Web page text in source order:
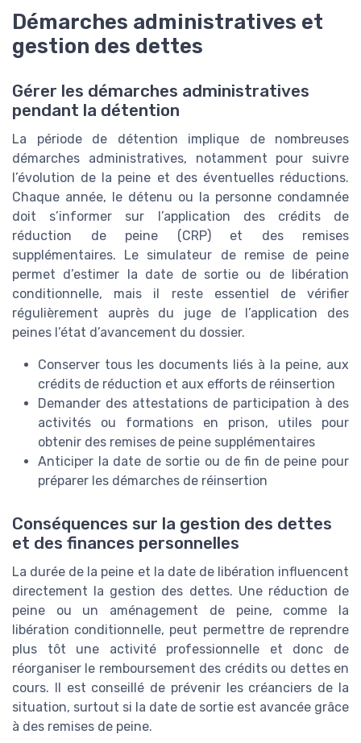
Démarches administratives et
gestion des dettes
Gérer les démarches administratives
pendant la détention
La période de détention implique de nombreuses
démarches administratives, notamment pour suivre
l’évolution de la peine et des éventuelles réductions.
Chaque année, le détenu ou la personne condamnée
doit s’informer sur l’application des crédits de
réduction de peine (CRP) et des remises
supplémentaires. Le simulateur de remise de peine
permet d’estimer la date de sortie ou de libération
conditionnelle, mais il reste essentiel de vérifier
régulièrement auprès du juge de l’application des
peines l’état d’avancement du dossier.
Conserver tous les documents liés à la peine, aux
crédits de réduction et aux efforts de réinsertion
Demander des attestations de participation à des
activités ou formations en prison, utiles pour
obtenir des remises de peine supplémentaires
Anticiper la date de sortie ou de fin de peine pour
préparer les démarches de réinsertion
Conséquences sur la gestion des dettes
et des finances personnelles
La durée de la peine et la date de libération influencent
directement la gestion des dettes. Une réduction de
peine ou un aménagement de peine, comme la
libération conditionnelle, peut permettre de reprendre
plus tôt une activité professionnelle et donc de
réorganiser le remboursement des crédits ou dettes en
cours. Il est conseillé de prévenir les créanciers de la
situation, surtout si la date de sortie est avancée grâce
à des remises de peine.